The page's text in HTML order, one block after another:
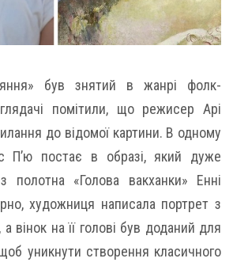
був знятий в жанрі фолк-
помітили, що режисер Арі
до відомої картини. В одному
П’ю постає в образі, який дуже
полотна «Голова вакханки» Енні
художниця написала портрет з
а вінок на її голові був доданий для
уникнути створення класичного